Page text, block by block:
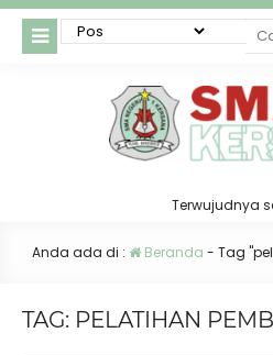
Terwujudnya
Anda ada di : Beranda - Tag
TAG: PELATIHAN